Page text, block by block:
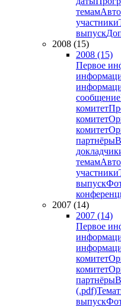
темам
участники
выпуск
2008 (15)
2008 (15)
Первое
сообщение
комитет
комитет
комитет
партнёры
темам
участники
выпуск
2007 (14)
2007 (14)
Первое
комитет
комитет
партнёры
(.pdf)
выпуск